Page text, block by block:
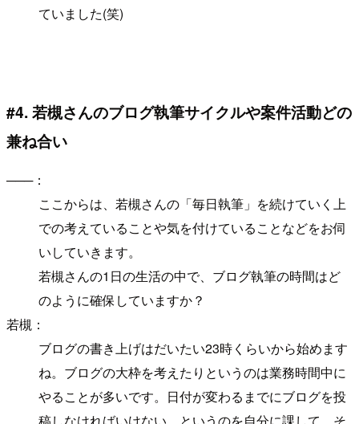
ていました(笑)
#4. 若槻さんのブログ執筆サイクルや案件活動どの
兼ね合い
───：
ここからは、若槻さんの「毎日執筆」を続けていく上
での考えていることや気を付けていることなどをお伺
いしていきます。
若槻さんの1日の生活の中で、ブログ執筆の時間はど
のように確保していますか？
若槻：
ブログの書き上げはだいたい23時くらいから始めます
ね。ブログの大枠を考えたりというのは業務時間中に
やることが多いです。日付が変わるまでにブログを投